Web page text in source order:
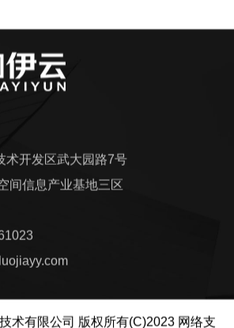
术开发区武大园路7号
间信息产业基地三区
术有限公司 版权所有(C)2023 网络支